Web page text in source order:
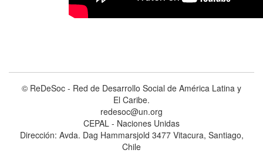
© ReDeSoc - Red de Desarrollo Social de América Latina y
El Caribe.
redesoc@un.org
CEPAL - Naciones Unidas
Dirección: Avda. Dag Hammarsjold 3477 Vitacura, Santiago,
Chile